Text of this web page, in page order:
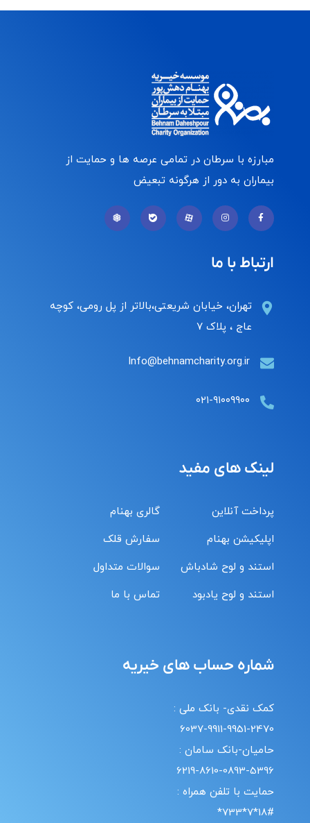
مبارزه با سرطان در تمامی عرصه ها و حمایت از
بیماران به دور از هرگونه تبعیض
ارتباط با ما
تهران، خیابان شریعتی،بالاتر از پل رومی، کوچه
عاج ، پلاک ۷
Info@behnamcharity.org.ir
۰۲۱-۹۱۰۰۹۹۰۰
لینک های مفید
پرداخت آنلاین
اپلیکیشن بهنام
استند و لوح شادباش
استند و لوح یادبود
گالری بهنام
سفارش قلک
سوالات متداول
تماس با ما
شماره حساب های خیریه
کمک نقدی- بانک ملی :
6037-9911-9951-2470
حامیان-بانک سامان :
6219-8610-0893-5396
حمایت با تلفن همراه :
18#*7*733*